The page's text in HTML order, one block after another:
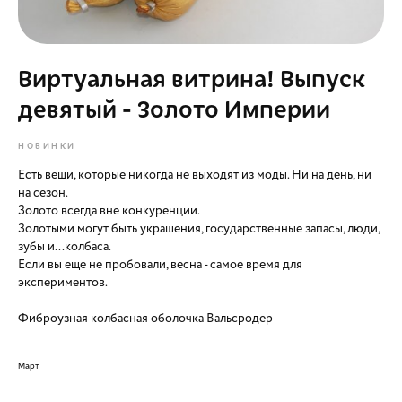
Виртуальная витрина! Выпуск
девятый - Золото Империи
НОВИНКИ
Есть вещи, которые никогда не выходят из моды. Ни на день, ни
на сезон.
Золото всегда вне конкуренции.
Золотыми могут быть украшения, государственные запасы, люди,
зубы и...колбаса.
Если вы еще не пробовали, весна - самое время для
экспериментов.
Фиброузная колбасная оболочка Вальсродер
Март